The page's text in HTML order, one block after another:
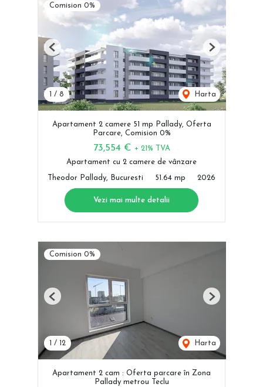
Comision 0%
1 / 8 Harta
Previous Next
Apartament 2 camere 51 mp Pallady, Oferta
Parcare, Comision 0%
73,554 € + 21% TVA
Apartament cu 2 camere de vânzare
Theodor Pallady, Bucuresti 51.64 mp 2026
Vezi mai multe detalii
Comision 0%
/ 12 Harta
Previous Next
Apartament 2 cam : Oferta parcare în Zona
Pallady metrou Teclu